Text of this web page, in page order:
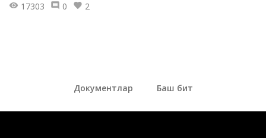
17303
0 2
Документлар Баш бит